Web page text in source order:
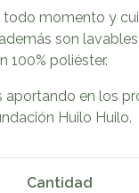
todo momento y
son
100% poliéster.
aportando en los
Huilo Huilo.
Cantidad